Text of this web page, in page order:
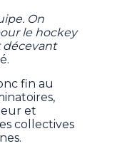
On
le hockey
décevant
fin au
et
collectives